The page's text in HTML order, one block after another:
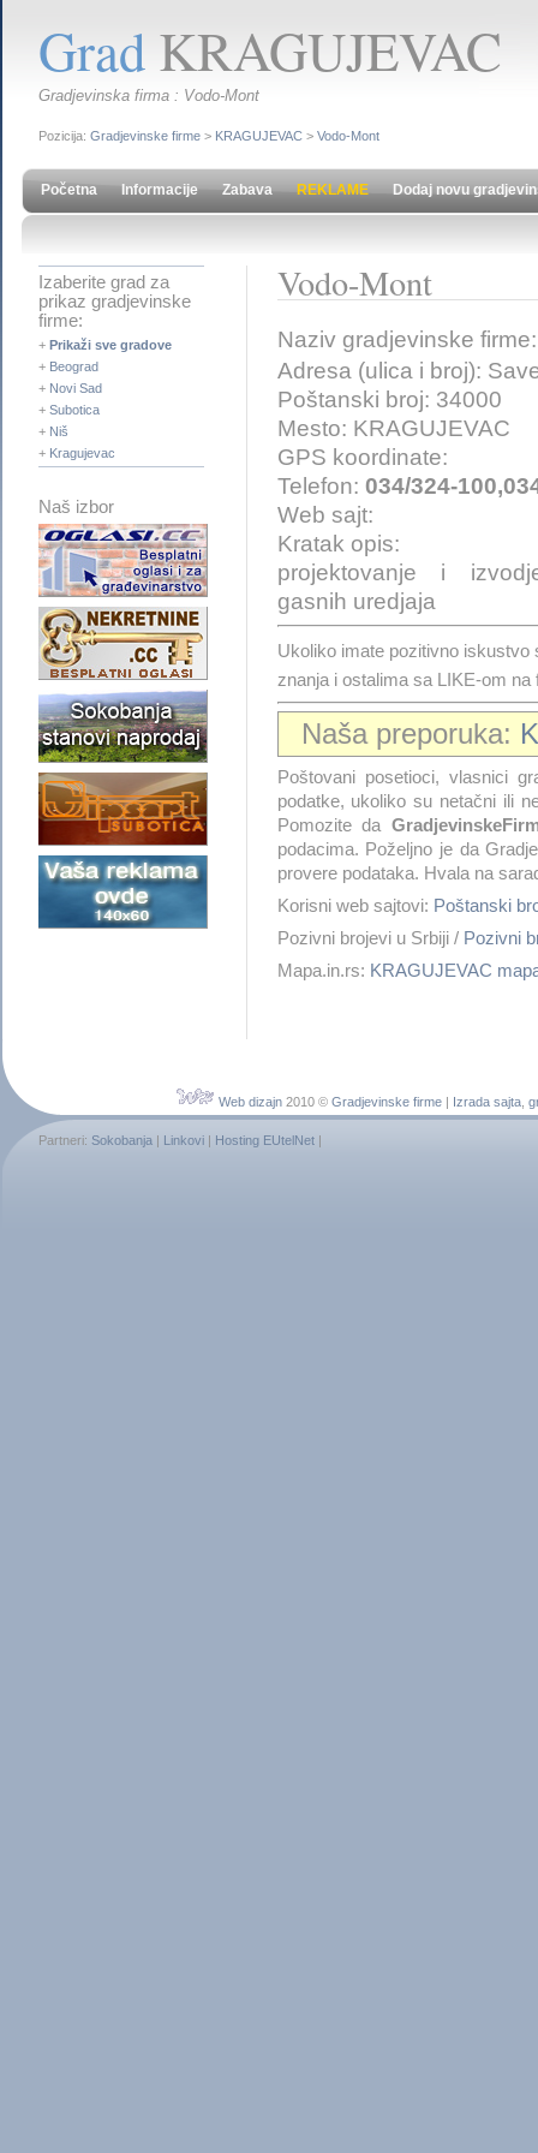
Grad KRAGUJEVAC
Gradjevinska firma : Vodo-Mont
Pozicija: Gradjevinske firme > KRAGUJEVAC > Vodo-Mont
Početna Informacije Zabava REKLAME Dodaj novu
Izaberite grad za
prikaz gradjevinske
firme:
+ Prikaži sve gradove
+ Beograd
+ Novi Sad
+ Subotica
+ Niš
+ Kragujevac
Naš izbor
Vodo-Mont
Naziv gradjevinske
Adresa (ulica i broj):
Poštanski broj: 34000
Mesto: KRAGUJEVAC
GPS koordinate:
Telefon: 034/324-
Web sajt:
Kratak opis:
projektovanje i
gasnih uredjaja
Ukoliko imate pozitivno
znanja i ostalima sa LIKE-om na
Naša preporuka:
Poštovani posetioci, vlasnici
podatke, ukoliko su netačni ili
Pomozite da
podacima. Poželjno je da
provere podataka. Hvala na
Korisni web sajtovi: Poštanski
Pozivni brojevi u Srbiji / Pozivni
Mapa.in.rs: KRAGUJEVAC
Web dizajn2010 © Gradjevinske firme| Izrada sajta,
Partneri: Sokobanja Linkovi Hosting EUtelNet